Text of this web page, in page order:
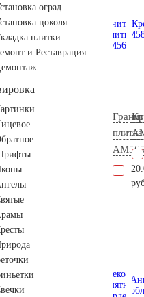
оград
цоколя
плитки
и Реставрация
плитка